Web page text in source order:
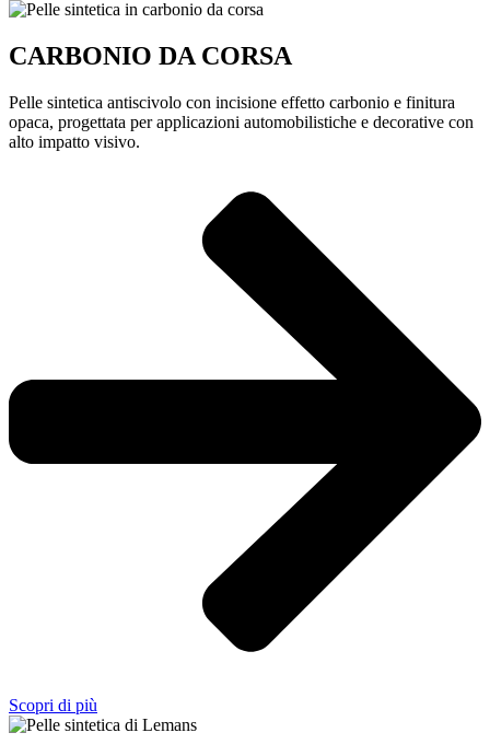
CARBONIO DA CORSA
Pelle sintetica antiscivolo con incisione effetto carbonio e finitura
opaca, progettata per applicazioni automobilistiche e decorative con
alto impatto visivo.
Scopri di più